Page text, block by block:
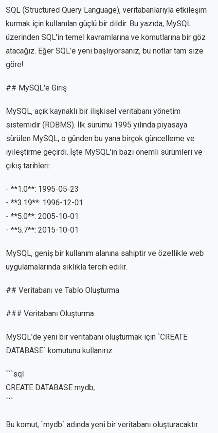
SQL (Structured Query Language), veritabanlarıyla etkileşim
kurmak için kullanılan güçlü bir dildir. Bu yazıda, MySQL
üzerinden SQL'in temel kavramlarına ve komutlarına bir göz
atacağız. Eğer SQL'e yeni başlıyorsanız, bu notlar tam size
göre!
## MySQL'e Giriş
MySQL, açık kaynaklı bir ilişkisel veritabanı yönetim
sistemidir (RDBMS). İlk sürümü 1995 yılında piyasaya
sürülen MySQL, o günden bu yana birçok güncelleme ve
iyileştirme geçirdi. İşte MySQL'in bazı önemli sürümleri ve
çıkış tarihleri:
- **1.0**: 1995-05-23
- **3.19**: 1996-12-01
- **5.0**: 2005-10-01
- **5.7**: 2015-10-01
MySQL, geniş bir kullanım alanına sahiptir ve özellikle web
uygulamalarında sıklıkla tercih edilir.
## Veritabanı ve Tablo Oluşturma
### Veritabanı Oluşturma
MySQL'de yeni bir veritabanı oluşturmak için `CREATE
DATABASE` komutunu kullanırız:
```sql
CREATE DATABASE mydb;
```
Bu komut, `mydb` adında yeni bir veritabanı oluşturacaktır.